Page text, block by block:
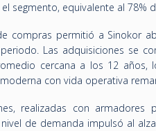
segmento, equivalente al
compras permitió a Sinokor
periodo. Las adquisiciones se
cercana a los 12
con vida operativa
realizadas con
de demanda impulsó al